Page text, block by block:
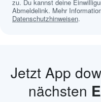
zu. Du kannst deine
Abmeldelink. Mehr
Datenschutzhinweisen.
Jetzt App
nächsten